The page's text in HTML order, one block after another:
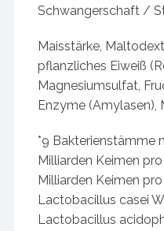
Schwangerschaft /
Maisstärke,
pflanzliches Eiweiß
Magnesiumsulfat,
Enzyme (Amylasen),
*9 Bakterienstämme
Milliarden Keimen
Milliarden Keimen
Lactobacillus casei
Lactobacillus